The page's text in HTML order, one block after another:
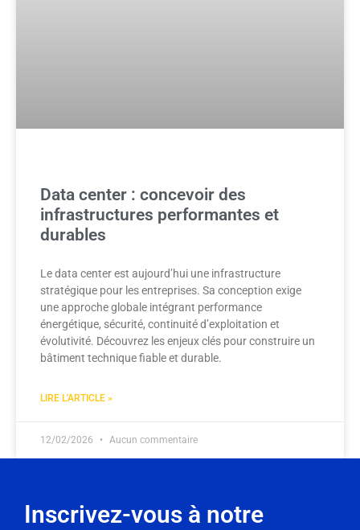
Data center : concevoir des
infrastructures performantes et
durables
Le data center est aujourd’hui une infrastructure
stratégique pour les entreprises. Sa conception exige
une approche globale intégrant performance
énergétique, sécurité, continuité d’exploitation et
évolutivité. Découvrez les enjeux clés pour construire un
bâtiment technique fiable et durable.
LIRE L'ARTICLE »
12/02/2026 Aucun commentaire
Inscrivez-vous à notre